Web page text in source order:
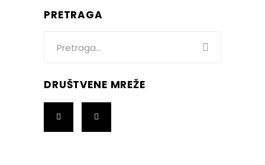
PRETRAGA
DRUŠTVENE MREŽE